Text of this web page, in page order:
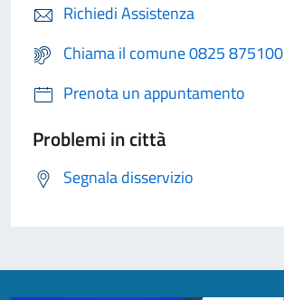
Richiedi Assistenza
Chiama il comune 0825 875100
Prenota un appuntamento
Problemi in città
Segnala disservizio